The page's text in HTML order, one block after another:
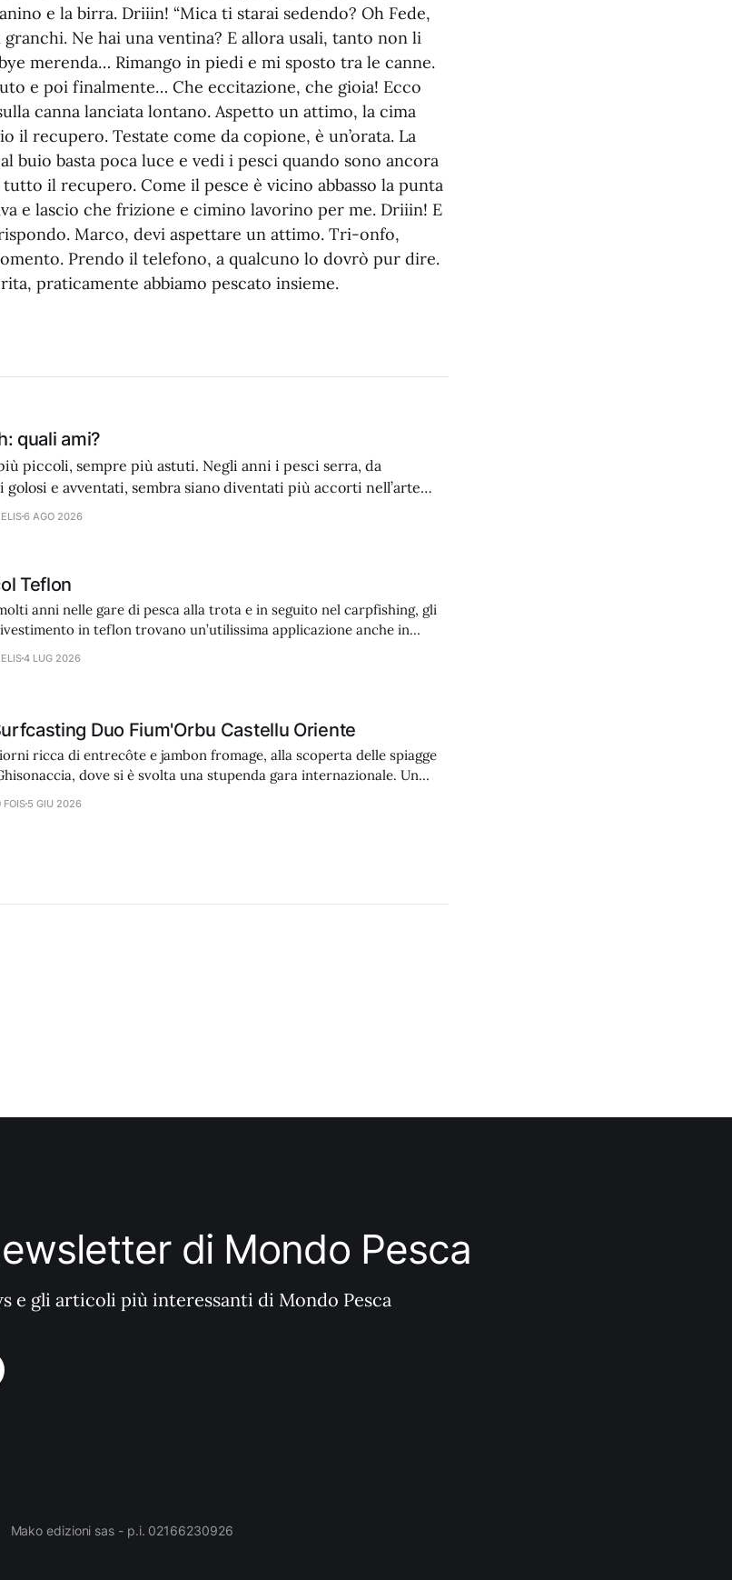
e la birra. Driiin! “Mica ti starai sedendo? Oh Fede,
Ne hai una ventina? E allora usali, tanto non li
merenda… Rimango in piedi e mi sposto tra le canne.
e poi finalmente… Che eccitazione, che gioia! Ecco
canna lanciata lontano. Aspetto un attimo, la cima
il recupero. Testate come da copione, è un’orata. La
buio basta poca luce e vedi i pesci quando sono ancora
il recupero. Come il pesce è vicino abbasso la punta
e lascio che frizione e cimino lavorino per me. Driiin! E
Marco, devi aspettare un attimo. Tri-onfo,
Prendo il telefono, a qualcuno lo dovrò pur dire.
praticamente abbiamo pescato insieme.
quali ami?
piccoli, sempre più astuti. Negli anni i pesci serra, da
golosi e avventati, sembra siano diventati più accorti nell’arte
Noi dobbiamo adattare tecnica e attrezzatura. Partiamo dagli
6 AGO 2026
Teflon
anni nelle gare di pesca alla trota e in seguito nel carpfishing, gli
in teflon trovano un’utilissima applicazione anche in
4 LUG 2026
Duo Fium'Orbu Castellu Oriente
ricca di entrecôte e jambon fromage, alla scoperta delle spiagge
dove si è svolta una stupenda gara internazionale. Un
FOIS 5 GIU 2026
di Mondo Pesca
e gli articoli più interessanti di Mondo Pesca
Mako edizioni sas - p.i. 02166230926